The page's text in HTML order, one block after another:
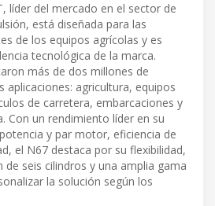
líder del mercado en el sector de
está diseñada para las
de los equipos agrícolas y es
tecnológica de la marca.
más de dos millones de
aplicaciones: agricultura, equipos
de carretera, embarcaciones y
Con un rendimiento líder en su
y par motor, eficiencia de
el N67 destaca por su flexibilidad,
de seis cilindros y una amplia gama
la solución según los